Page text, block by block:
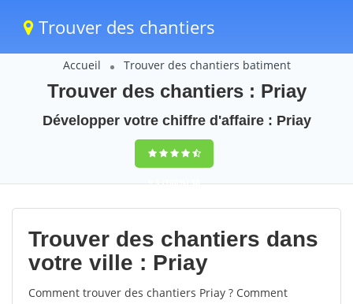
Trouver des chantiers
Accueil Trouver des chantiers batiment
Trouver des chantiers : Priay
Développer votre chiffre d'affaire : Priay
9,5(100%)38
votes
Trouver des chantiers dans
votre ville : Priay
Comment trouver des chantiers Priay ? Comment